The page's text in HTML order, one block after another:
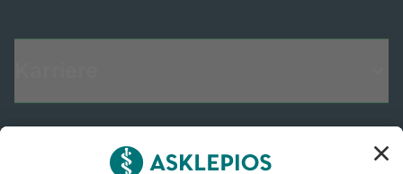
Informiert bleiben